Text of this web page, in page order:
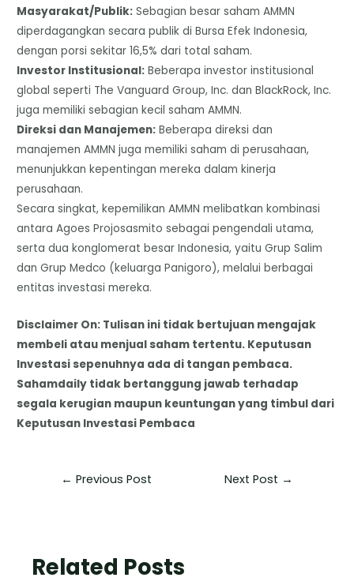
​Masyarakat/Publik: Sebagian besar saham AMMN
diperdagangkan secara publik di Bursa Efek Indonesia,
dengan porsi sekitar 16,5% dari total saham.
​Investor Institusional: Beberapa investor institusional
global seperti The Vanguard Group, Inc. dan BlackRock, Inc.
juga memiliki sebagian kecil saham AMMN.
​Direksi dan Manajemen: Beberapa direksi dan
manajemen AMMN juga memiliki saham di perusahaan,
menunjukkan kepentingan mereka dalam kinerja
perusahaan.
​Secara singkat, kepemilikan AMMN melibatkan kombinasi
antara Agoes Projosasmito sebagai pengendali utama,
serta dua konglomerat besar Indonesia, yaitu Grup Salim
dan Grup Medco (keluarga Panigoro), melalui berbagai
entitas investasi mereka.
Disclaimer On: Tulisan ini tidak bertujuan mengajak
membeli atau menjual saham tertentu. Keputusan
Investasi sepenuhnya ada di tangan pembaca.
Sahamdaily tidak bertanggung jawab terhadap
segala kerugian maupun keuntungan yang timbul dari
Keputusan Investasi Pembaca
← Previous Post Next Post →
Related Posts